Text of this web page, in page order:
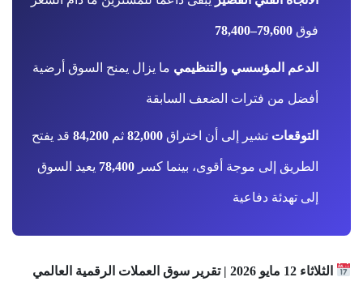
فوق 79,600–78,400
الدعم المؤسسي والتنظيمي ما يزال يمنح السوق أرضية
أفضل من فترات الضعف السابقة
التوقعات تشير إلى أن اختراق 82,000 ثم 84,200 قد يفتح
الطريق إلى موجة أقوى، بينما كسر 78,400 يعيد السوق
إلى تهدئة دفاعية
الثلاثاء 12 مايو 2026 | تقرير سوق العملات الرقمية العالمي